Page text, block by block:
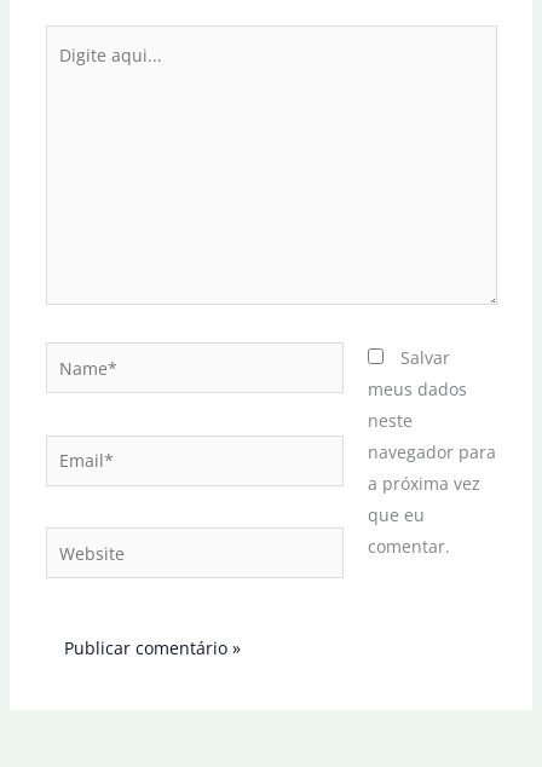
aqui...
Email*
Website
Salvar
meus dados
neste
navegador para
a próxima vez
que eu
comentar.